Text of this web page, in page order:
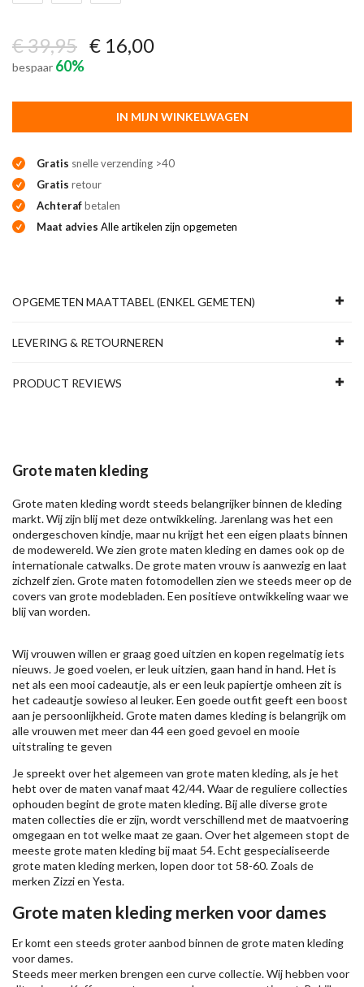
€ 39,95 € 16,00
bespaar 60%
IN MIJN WINKELWAGEN
Gratis snelle verzending >40
Gratis retour
Achterafbetalen
Maat advies Alle artikelen zijn opgemeten
OPGEMETEN MAATTABEL (ENKEL GEMETEN)
LEVERING & RETOURNEREN
PRODUCT REVIEWS
Grote maten kleding
Grote maten kleding wordt steeds belangrijker binnen de kleding
markt. Wij zijn blij met deze ontwikkeling. Jarenlang was het een
ondergeschoven kindje, maar nu krijgt het een eigen plaats binnen
de modewereld. We zien grote maten kleding en dames ook op de
internationale catwalks. De grote maten vrouw is aanwezig en laat
zichzelf zien. Grote maten fotomodellen zien we steeds meer op de
covers van grote modebladen. Een positieve ontwikkeling waar we
blij van worden.
Wij vrouwen willen er graag goed uitzien en kopen regelmatig iets
nieuws. Je goed voelen, er leuk uitzien, gaan hand in hand. Het is
net als een mooi cadeautje, als er een leuk papiertje omheen zit is
het cadeautje sowieso al leuker. Een goede outfit geeft een boost
aan je persoonlijkheid. Grote maten dames kleding is belangrijk om
alle vrouwen met meer dan 44 een goed gevoel en mooie
uitstraling te geven
Je spreekt over het algemeen van grote maten kleding, als je het
hebt over de maten vanaf maat 42/44. Waar de reguliere collecties
ophouden begint de grote maten kleding. Bij alle diverse grote
maten collecties die er zijn, wordt verschillend met de maatvoering
omgegaan en tot welke maat ze gaan. Over het algemeen stopt de
meeste grote maten kleding bij maat 54. Echt gespecialiseerde
grote maten kleding merken, lopen door tot 58-60. Zoals de
merken Zizzien Yesta.
Grote maten kleding merken voor dames
Er komt een steeds groter aanbod binnen de grote maten kleding
voor dames.
Steeds meer merken brengen een curve collectie. Wij hebben voor